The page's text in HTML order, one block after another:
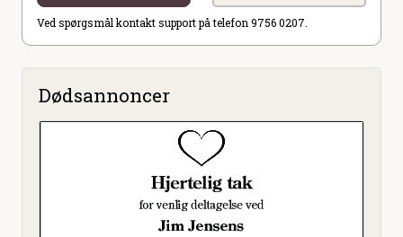
Ved spørgsmål kontakt support på telefon 9756 0207.
Dødsannoncer